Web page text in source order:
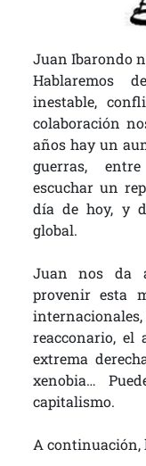
Juan Ibarondo
Hablaremos
inestable,
colaboración
años hay un
guerras,
escuchar un
día de hoy, y
global.
Juan nos da
provenir esta
reacconario,
extrema
xenobia…
capitalismo.
A continuación,